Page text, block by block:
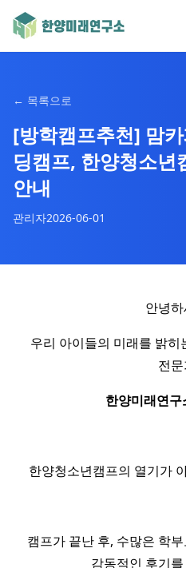
← 목록으로
[방학캠프추천] 맘
딩캠프, 한양청소년
안내
관리자2026-06-01
안녕
우리 아이들의 미래를 밝
전
한양미래연구
한양청소년캠프의 열기가
캠프가 끝난 후, 수많은 학
감동적인 후기